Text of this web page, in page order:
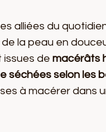
alliées du
la peau en
issues de macérâts
séchées selon les
à macérer dans